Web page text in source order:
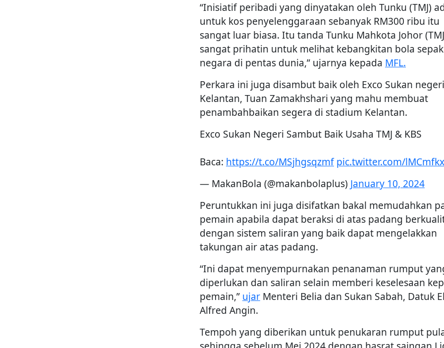
“Inisiatif peribadi yang dinyatakan oleh Tunku (TMJ)
untuk kos penyelenggaraan sebanyak RM300 ribu itu
sangat luar biasa. Itu tanda Tunku Mahkota Johor
sangat prihatin untuk melihat kebangkitan bola sepak
negara di pentas dunia,” ujarnya kepada MFL.
Perkara ini juga disambut baik oleh Exco Sukan negeri
Kelantan, Tuan Zamakhshari yang mahu membuat
penambahbaikan segera di stadium Kelantan.
Exco Sukan Negeri Sambut Baik Usaha TMJ & KBS
Baca: https://t.co/MSjhgsqzmf pic.twitter.com/
— MakanBola (@makanbolaplus) January 10, 2024
Peruntukkan ini juga disifatkan bakal memudahkan
pemain apabila dapat beraksi di atas padang
dengan sistem saliran yang baik dapat mengelakkan
takungan air atas padang.
“Ini dapat menyempurnakan penanaman rumput
diperlukan dan saliran selain memberi keselesaan
pemain,” ujar Menteri Belia dan Sukan Sabah, Datuk
Alfred Angin.
Tempoh yang diberikan untuk penukaran rumput